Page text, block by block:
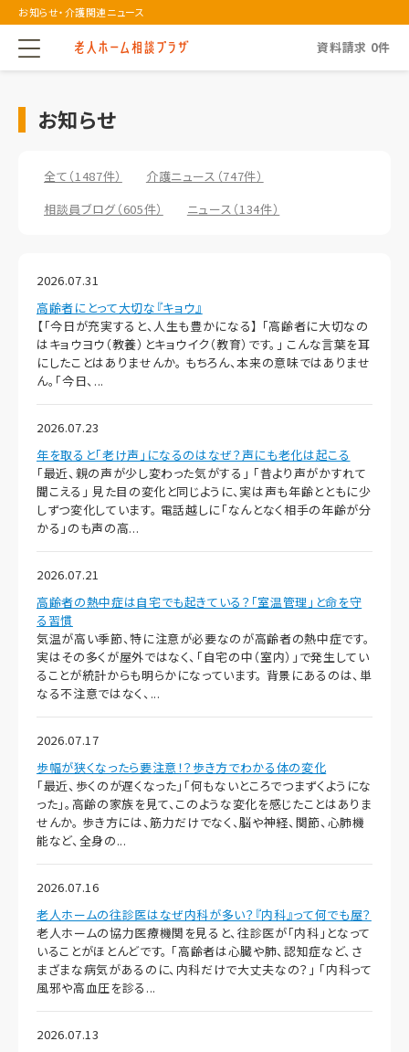
お知らせ・介護関連ニュース
資料請求 0件
お知らせ
全て（1487件）
介護ニュース（747件）
相談員ブログ（605件）
ニュース（134件）
2026.07.31
高齢者にとって大切な『キョウ』
【「今日が充実すると、人生も豊かになる】 「高齢者に大切なの
はキョウヨウ（教養）とキョウイク（教育）です。」 こんな言葉を耳
にしたことはありませんか。 もちろん、本来の意味ではありませ
ん。「今日、...
2026.07.23
年を取ると「老け声」になるのはなぜ？声にも老化は起こる
「最近、親の声が少し変わった気がする」 「昔より声がかすれて
聞こえる」 見た目の変化と同じように、実は声も年齢とともに少
しずつ変化しています。 電話越しに「なんとなく相手の年齢が分
かる」のも声の高...
2026.07.21
高齢者の熱中症は自宅でも起きている？「室温管理」と命を守
る習慣
気温が高い季節、特に注意が必要なのが高齢者の熱中症です。
実はその多くが屋外ではなく、「自宅の中（室内）」で発生してい
ることが統計からも明らかになっています。 背景にあるのは、単
なる不注意ではなく、...
2026.07.17
歩幅が狭くなったら要注意！？歩き方でわかる体の変化
「最近、歩くのが遅くなった」「何もないところでつまずくようにな
った」。高齢の家族を見て、このような変化を感じたことはありま
せんか。 歩き方には、筋力だけでなく、脳や神経、関節、心肺機
能など、全身の...
2026.07.16
老人ホームの往診医はなぜ内科が多い？『内科』って何でも屋？
老人ホームの協力医療機関を見ると、往診医が「内科」となって
いることがほとんどです。 「高齢者は心臓や肺、認知症など、さ
まざまな病気があるのに、内科だけで大丈夫なの？」 「内科って
風邪や高血圧を診る...
2026.07.13